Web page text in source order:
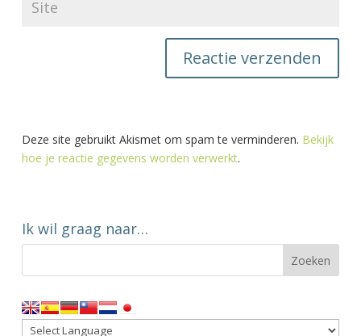
Deze site gebruikt Akismet om spam te verminderen. Bekijk
hoe je reactie gegevens worden verwerkt.
Ik wil graag naar…